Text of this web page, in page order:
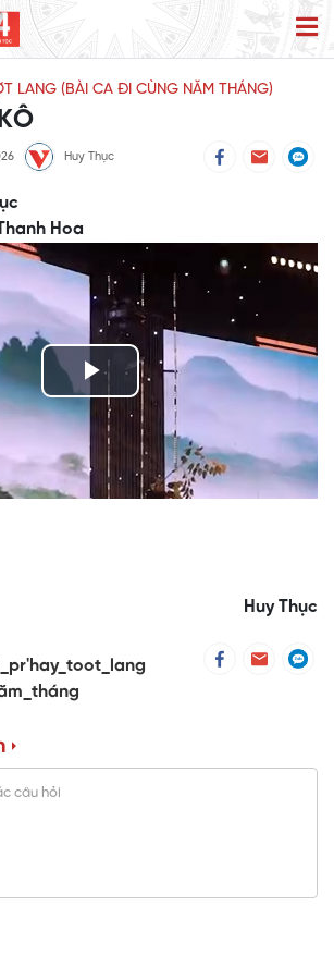
LANG (BÀI CA ĐI CÙNG NĂM THÁNG)
Huy Thục
Hoa
Play
Video
Huy Thục